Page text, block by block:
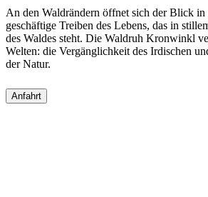
An den Wald­rän­dern öffnet sich der Blick in
geschäf­tige Trei­ben des Lebens, das in
des Waldes steht. Die Waldruh Kron­winkl
Welten: die Vergäng­lich­keit des Irdi­schen
der Natur.
Anfahrt